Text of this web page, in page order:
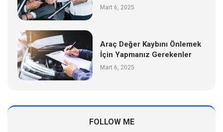
Mart 6, 2025
Araç Değer Kaybını Önlemek
İçin Yapmanız Gerekenler
Mart 6, 2025
FOLLOW ME